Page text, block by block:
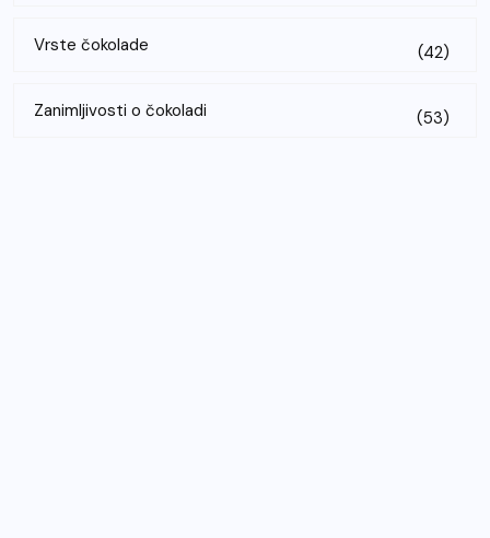
Vrste čokolade (42)
Zanimljivosti o čokoladi (53)